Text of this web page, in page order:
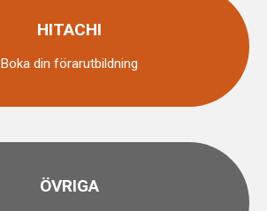
HITACHI
Boka din förarutbildning
ÖVRIGA